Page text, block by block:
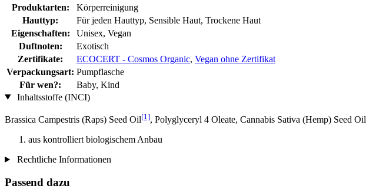
Produktarten:
Körperreinigung
Hauttyp:
Für jeden Hauttyp, Sensible Haut, Trockene Haut
Eigenschaften:
Unisex, Vegan
Duftnoten:
Exotisch
Zertifikate:
ECOCERT - Cosmos Organic, Vegan ohne Zertifikat
Verpackungsart: Pumpflasche
Für wen?:
Baby, Kind
Inhaltsstoffe (INCI)
Brassica Campestris (Raps) Seed Oil[1], Polyglyceryl 4 Oleate, Cannabis Sativa (Hemp) Seed Oil
aus kontrolliert biologischem Anbau
Rechtliche Informationen
Passend dazu